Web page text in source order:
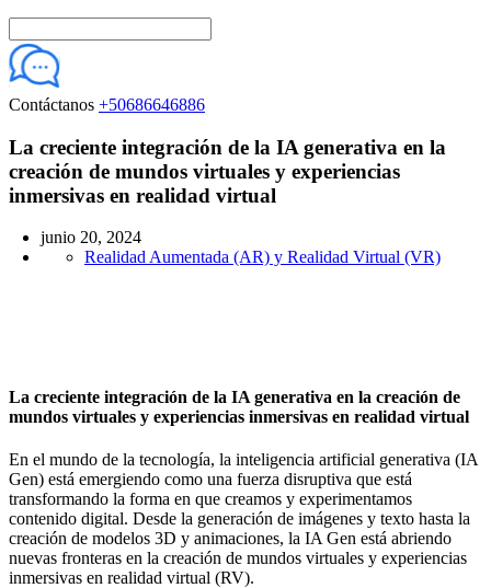
Contáctanos +50686646886
La creciente integración de la IA generativa en la
creación de mundos virtuales y experiencias
inmersivas en realidad virtual
junio 20, 2024
Realidad Aumentada (AR) y Realidad Virtual (VR)​
La creciente integración de la IA generativa en la creación de
mundos virtuales y experiencias inmersivas en realidad virtual
En el mundo de la tecnología, la inteligencia artificial generativa (IA
Gen) está emergiendo como una fuerza disruptiva que está
transformando la forma en que creamos y experimentamos
contenido digital. Desde la generación de imágenes y texto hasta la
creación de modelos 3D y animaciones, la IA Gen está abriendo
nuevas fronteras en la creación de mundos virtuales y experiencias
inmersivas en realidad virtual (RV).